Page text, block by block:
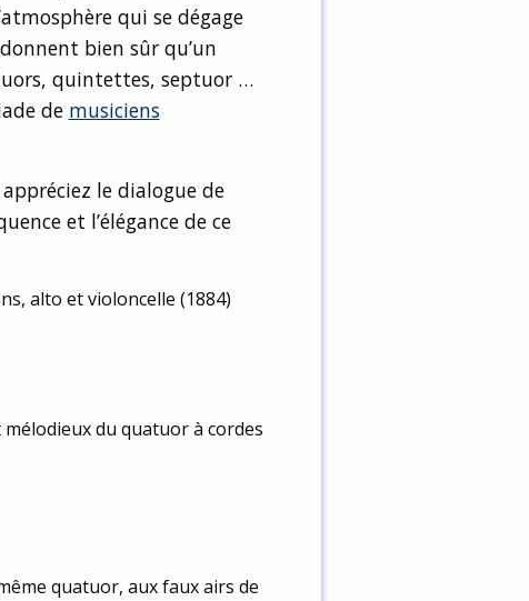
qui se dégage
bien sûr qu’un
quintettes, septuor …
de musiciens
le dialogue de
et l’élégance de ce
alto et violoncelle (1884)
du quatuor à cordes
quatuor, aux faux airs de